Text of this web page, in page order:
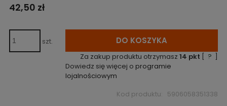
42,50 zł
szt. DO KOSZYKA
Za zakup produktu otrzymasz14 pkt [ ? ]
Dowiedz się więcej o programie
lojalnościowym
Kod produktu: 5906058351338